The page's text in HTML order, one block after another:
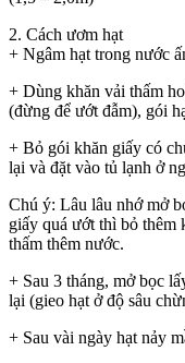
2. Cách ươm hạt
+ Ngâm hạt trong nước
+ Dùng khăn vải thấm
(đừng để ướt đẫm), gói
+ Bỏ gói khăn giấy có
lại và đặt vào tủ lạnh ở
Chú ý: Lâu lâu nhớ mở
giấy quá ướt thì bỏ thêm
thấm thêm nước.
+ Sau 3 tháng, mở bọc
lại (gieo hạt ở độ sâu
+ Sau vài ngày hạt nảy